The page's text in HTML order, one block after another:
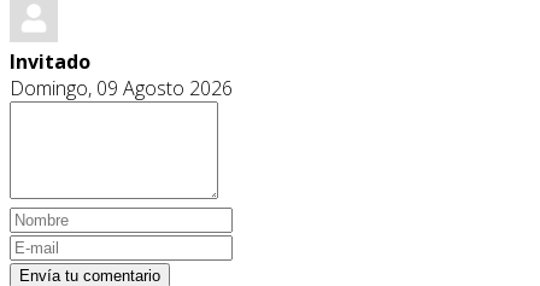
Invitado
Domingo, 09 Agosto 2026
Envía tu comentario